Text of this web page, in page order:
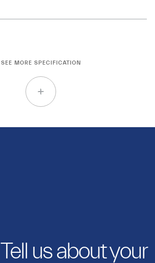
SEE MORE SPECIFICATION
Tell us about your